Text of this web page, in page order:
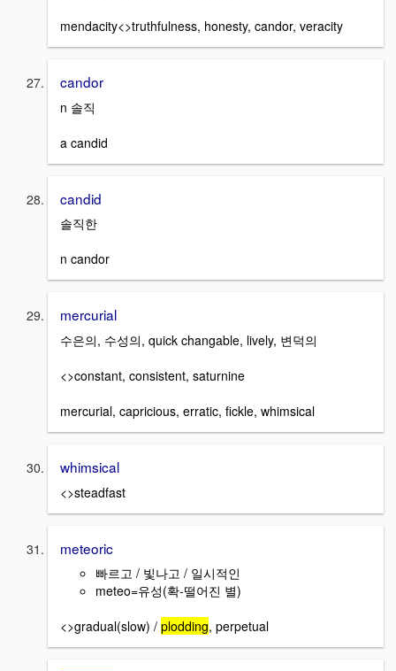
mendacity<>truthfulness, honesty, candor, veracity
candor
n 솔직
a candid
candid
솔직한
n candor
mercurial
수은의, 수성의, quick changable, lively, 변덕의
<>constant, consistent, saturnine
mercurial, capricious, erratic, fickle, whimsical
whimsical
<>steadfast
meteoric
빠르고 / 빛나고 / 일시적인
meteo=유성(확-떨어진 별)
<>gradual(slow) / plodding, perpetual